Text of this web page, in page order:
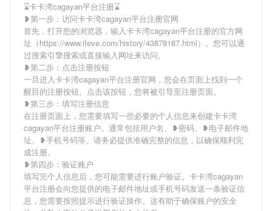
⌛️卡卡湾cagayan平台注册⌛️
❥第一步：访问卡卡湾cagayan平台注册官网
首先，打开您的浏览器，输入卡卡湾cagayan平台注册的官方网
址（https://www.ifeve.com/history/43878187.html）。您可以通
过搜索引擎搜索或直接输入网址来访问。
❥第二步：点击注册按钮
一旦进入卡卡湾cagayan平台注册官网，您会在页面上找到一个
醒目的注册按钮。点击该按钮，您将被引导至注册页面。
❥第三步：填写注册信息
在注册页面上，您需要填写一些必要的个人信息来创建卡卡湾
cagayan平台注册账户。通常包括用户名、❥密码、❥电子邮件地
址、❥手机号码等。请务必提供准确完整的信息，以确保顺利完
成注册。
❥第四步：验证账户
填写完个人信息后，您可能需要进行账户验证。卡卡湾cagayan
平台注册会向您提供的电子邮件地址或手机号码发送一条验证信
息，您需要按照提示进行验证操作。这有助于确保账户的安全